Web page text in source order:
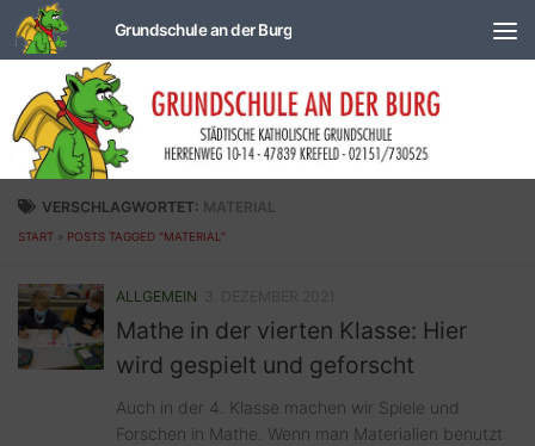
Zum Inhalt springen
VERSCHLAGWORTET: MATERIAL
START » POSTS TAGGED "MATERIAL"
ALLGEMEIN
Mathe in der vierten Klasse: Hier
wird gespielt und geforscht
Auch in der 4. Klasse machen wir Spiele und
Forschen in Mathe. Wenn man Materialien benutzt